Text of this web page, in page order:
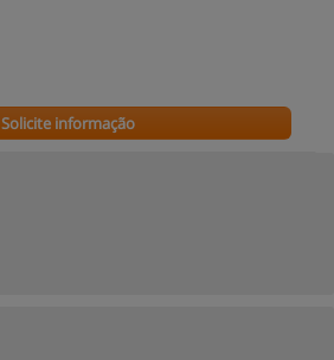
Solicite informação